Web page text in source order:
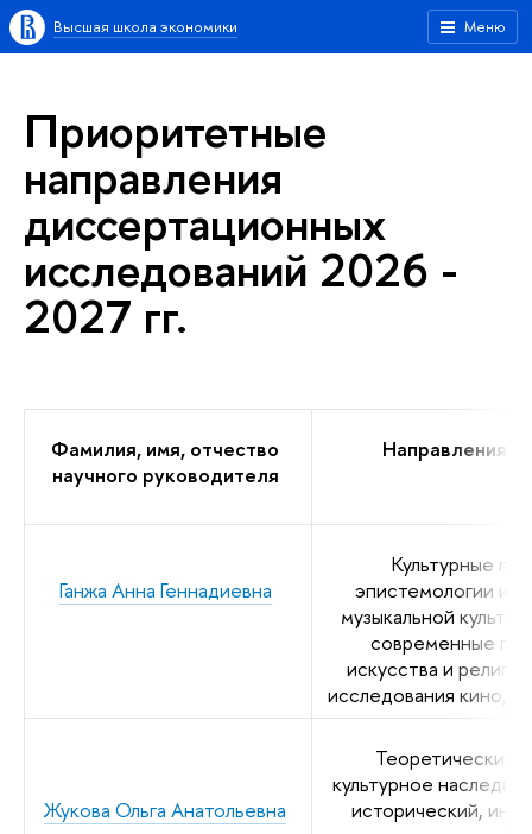
Меню
Высшая школа экономики
Приоритетные
направления
диссертационных
исследований 2026 -
2027 гг.
Фамилия, имя, отчество
научного руководителя
Направления
Ганжа Анна Геннадиевна
Культурные
эпистемологии
музыкальной
современные
искусства и
исследования кино,
Жукова Ольга Анатольевна
Теоретические
культурное наследие
исторический,